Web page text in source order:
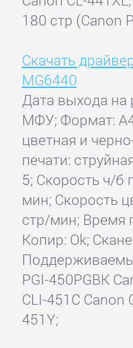
180 стр (Canon
Скачать
MG6440
Дата выхода на
МФУ; Формат:
цветная и
печати:
5; Скорость ч/б
мин; Скорость
стр/мин; Время
Копир: Ok;
PGI-450PGBK
CLI-451C Canon
451Y;